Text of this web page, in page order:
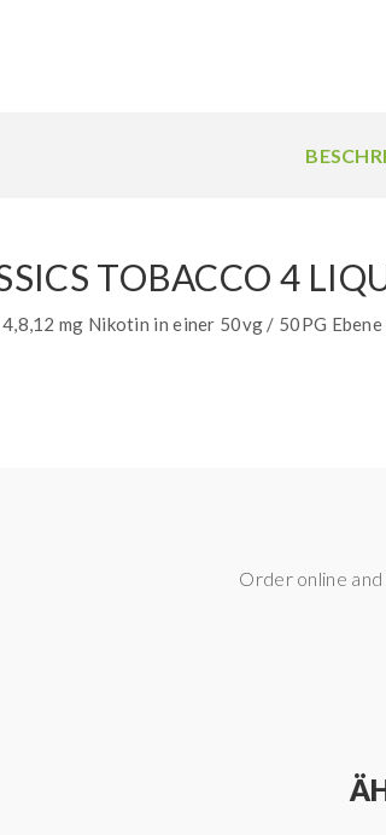
TOBACCO 4
mg Nikotin in einer 50vg / 50PG
Order online